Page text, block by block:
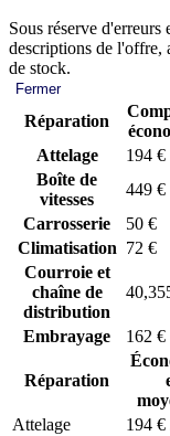
Sous réserve d'erreurs
descriptions de l'offre,
de stock.
Fermer
Réparation
Attelage
194 €
Boîte de
vitesses
449 €
Carrosserie
50 €
Climatisation 72 €
Courroie et
chaîne de
distribution
Embrayage 162 €
Réparation
Attelage
194 €